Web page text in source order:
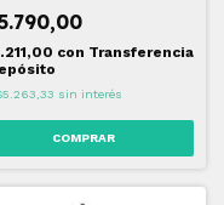
con Transferencia
sin interés